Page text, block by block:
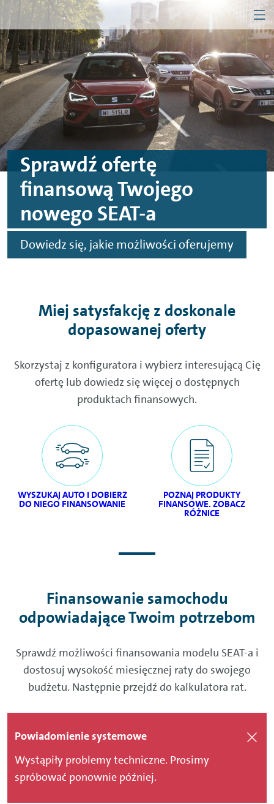
Przejdź do treści
Przejdź do konfiguratora
Przejdź do stopki
Firma
Klient indywidualny
Sprawdź ofertę
finansową Twojego
nowego SEAT-a
Dowiedz się, jakie możliwości oferujemy
Miej satysfakcję z doskonale
dopasowanej oferty
Skorzystaj z konfiguratora i wybierz interesującą Cię
ofertę lub dowiedz się więcej o dostępnych
produktach finansowych.
WYSZUKAJ AUTO I DOBIERZ
DO NIEGO FINANSOWANIE
POZNAJ PRODUKTY
FINANSOWE. ZOBACZ
RÓŻNICE
Finansowanie samochodu
odpowiadające Twoim potrzebom
Sprawdź możliwości finansowania modelu SEAT-a i
dostosuj wysokość miesięcznej raty do swojego
budżetu. Następnie przejdź do kalkulatora rat.
Powiadomienie systemowe
Wystąpiły problemy techniczne. Prosimy
spróbować ponownie później.